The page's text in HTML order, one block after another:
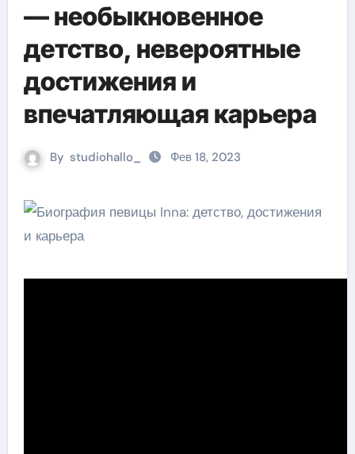
— необыкновенное
детство, невероятные
достижения и
впечатляющая карьера
By studiohallo_ Фев 18, 2023